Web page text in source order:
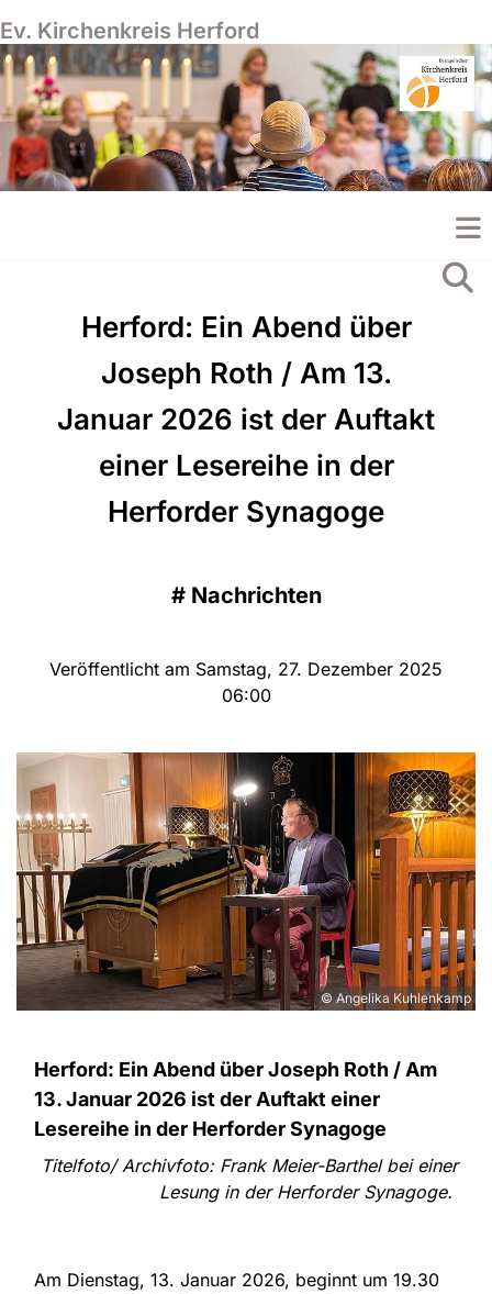
Ev. Kirchenkreis Herford
Herford: Ein Abend über
Joseph Roth / Am 13.
Januar 2026 ist der Auftakt
einer Lesereihe in der
Herforder Synagoge
# Nachrichten
Veröffentlicht am Samstag, 27. Dezember 2025
06:00
© Angelika Kuhlenkamp
Herford: Ein Abend über Joseph Roth / Am
13. Januar 2026 ist der Auftakt einer
Lesereihe in der Herforder Synagoge
Titelfoto/ Archivfoto: Frank Meier-Barthel bei einer
Lesung in der Herforder Synagoge.
Am Dienstag, 13. Januar 2026, beginnt um 19.30